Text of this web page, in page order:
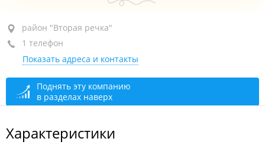
район "Вторая речка", ул. Енисейская, 7/1
БЦ "Меридиан", 5-й этаж, оф. 506
+7 (423) 265-01-51
закрыто, откроется в 09:00
район "Вторая речка"
1 телефон
Показать адреса и контакты
Поднять эту компанию
в разделах наверх
Характеристики